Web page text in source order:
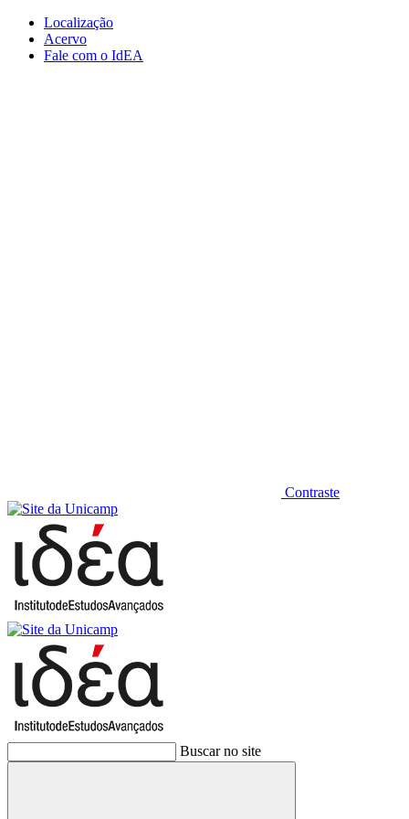
Conteúdo principal
Localização
Acervo
Fale com o IdEA
Contraste
Buscar no site